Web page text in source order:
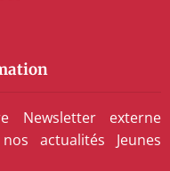
Newsletter externe
actualités Jeunes